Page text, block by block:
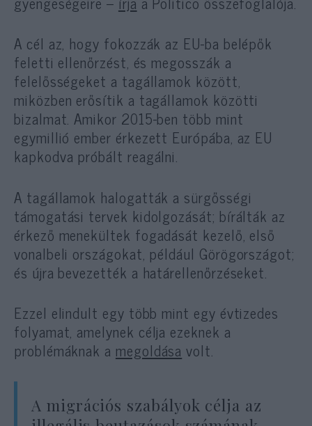
A cél az, hogy fokozzák az EU-ba belépők
feletti ellenőrzést, és megosszák a
felelősségeket a tagállamok között,
miközben erősítik a tagállamok közötti
bizalmat. Amikor 2015-ben több mint
egymillió ember érkezett Európába, az EU
kapkodva próbált reagálni.
A tagállamok halogatták a sürgősségi
támogatási tervek kidolgozását; bírálták az
érkező menekültek fogadását kezelő, első
vonalbeli országokat, például Görögországot;
és újra bevezették a határellenőrzéseket.
Ezzel elindult egy több mint egy évtizedes
folyamat, amelynek célja ezeknek a
problémáknak a megoldása volt.
A migrációs szabályok célja az